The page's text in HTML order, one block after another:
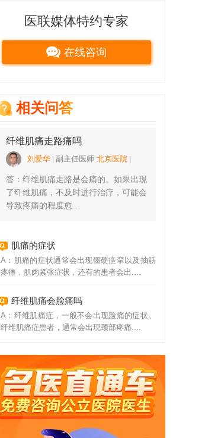
医联媒体特约专家
在线咨询
相关问答
纤维肌痛走路痛吗
刘爱华 副主任医师 北京医院
答：纤维肌痛走路是会痛的。如果出现
了纤维肌痛，不及时进行治疗，可能会
导致疼痛的程度愈...
肌痛的症状
A：肌痛的症状通常会出现僵硬痉挛以及抽筋
疼痛，肌肉紧张症状，还有的患者会出....
纤维肌痛会脸痛吗
A：纤维肌痛症，一般不会出现脸痛的症状。
纤维肌痛症患者，通常会出现颈部疼痛....